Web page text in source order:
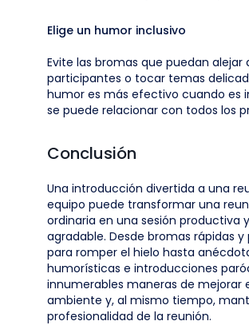
Elige un humor inclusivo
Evite las bromas que puedan alejar
participantes o tocar temas
humor es más efectivo cuando es
se puede relacionar con todos los
Conclusión
Una introducción divertida a una
equipo puede transformar una
ordinaria en una sesión productiva y
agradable. Desde bromas rápidas y
para romper el hielo hasta
humorísticas e introducciones
innumerables maneras de mejorar
ambiente y, al mismo tiempo,
profesionalidad de la reunión.